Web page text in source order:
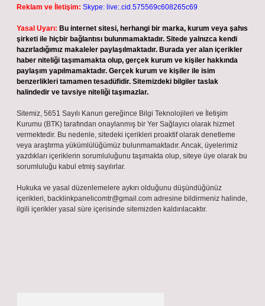
Reklam ve İletişim: Skype: live:.cid.575569c608265c69
Yasal Uyarı: Bu internet sitesi, herhangi bir marka, kurum veya şahıs
şirketi ile hiçbir bağlantısı bulunmamaktadır. Sitede yalnızca kendi
hazırladığımız makaleler paylaşılmaktadır. Burada yer alan içerikler
haber niteliği taşımamakta olup, gerçek kurum ve kişiler hakkında
paylaşım yapılmamaktadır. Gerçek kurum ve kişiler ile isim
benzerlikleri tamamen tesadüfidir. Sitemizdeki bilgiler taslak
halindedir ve tavsiye niteliği taşımazlar.
Sitemiz, 5651 Sayılı Kanun gereğince Bilgi Teknolojileri ve İletişim
Kurumu (BTK) tarafından onaylanmış bir Yer Sağlayıcı olarak hizmet
vermektedir. Bu nedenle, sitedeki içerikleri proaktif olarak denetleme
veya araştırma yükümlülüğümüz bulunmamaktadır. Ancak, üyelerimiz
yazdıkları içeriklerin sorumluluğunu taşımakta olup, siteye üye olarak bu
sorumluluğu kabul etmiş sayılırlar.
Hukuka ve yasal düzenlemelere aykırı olduğunu düşündüğünüz
içerikleri, backlinkpanelicomtr@gmail.com adresine bildirmeniz halinde,
ilgili içerikler yasal süre içerisinde sitemizden kaldırılacaktır.